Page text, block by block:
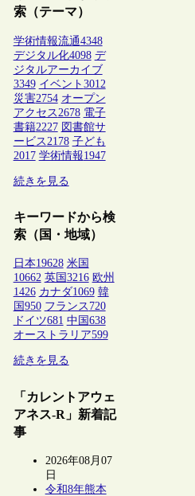
索（テーマ）
学術情報流通4348
デジタル化4098 デ
ジタルアーカイブ
3349 イベント 3012
災害2754 オープン
アクセス 2678 電子
書籍2227 図書館サ
ービス 2178 子ども
2017 学術情報1947
続きを見る
キーワードから検
索（国・地域）
日本19628 米国
10662 英国 3216 欧州
1426 カナダ1069 韓
国 950 フランス 720
ドイツ681 中国 638
オーストラリア599
続きを見る
「カレントアウェ
アネス-R」新着記
事
2026年08月07
日
令和8年熊本